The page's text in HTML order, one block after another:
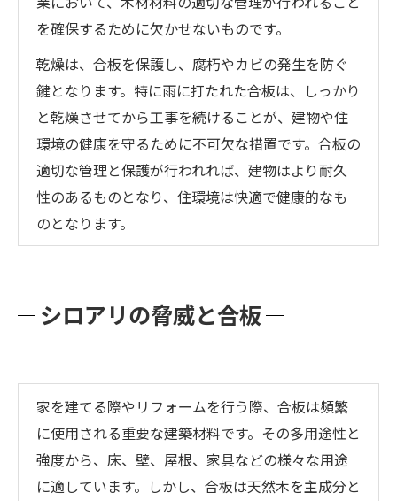
を確保するために欠かせないものです。
乾燥は、合板を保護し、腐朽やカビの発生を防ぐ
鍵となります。特に雨に打たれた合板は、しっかり
と乾燥させてから工事を続けることが、建物や住
環境の健康を守るために不可欠な措置です。合板の
適切な管理と保護が行われれば、建物はより耐久
性のあるものとなり、住環境は快適で健康的なも
のとなります。
シロアリの脅威と合板
家を建てる際やリフォームを行う際、合板は頻繁
に使用される重要な建築材料です。その多用途性と
強度から、床、壁、屋根、家具などの様々な用途
に適しています。しかし、合板は天然木を主成分と